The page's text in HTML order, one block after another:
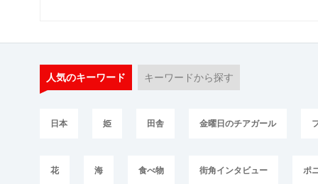
人気のキーワード キーワードから探す
日本 姫 田舎 金曜日のチアガール
花 海 食べ物 街角インタビュー ポ